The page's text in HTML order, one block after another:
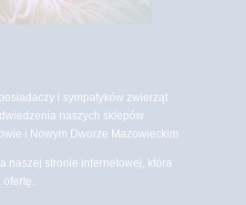
i sympatyków zwierząt
naszych sklepów
i Nowym Dworze Mazowieckim
naszej stronie internetowej, która
ofertę.